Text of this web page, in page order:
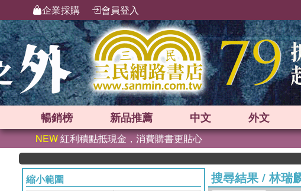
企業採購 會員登入
暢銷榜 新品推薦 中文 外文
NEW紅利積點抵現金，消費購書更貼心
縮小範圍
搜尋結果/林瑞